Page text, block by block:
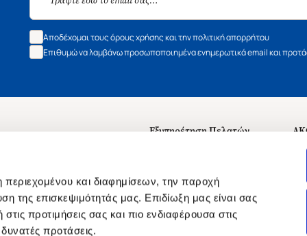
περιεχομένου και διαφημίσεων, την παροχή
της επισκεψιμότητάς μας. Επιδίωξη μας είναι σας
προτιμήσεις σας και πιο ενδιαφέρουσα στις
προτάσεις.
Αποδέχομαι τους όρους χρήσης και την πολιτική απορρήτου
Επιθυμώ να λαμβάνω προσωποποιημένα ενημερωτικά email και
και τη Βιβλιοθήκη
Εξυπηρέτηση Πελατών
B2B
Δικαίωμα Υπαναχώρησης